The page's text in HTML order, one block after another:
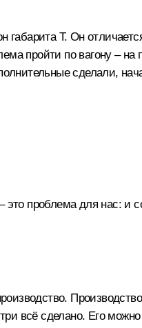
габарита Т. Он
пройти по вагону –
сделали,
проблема для нас: и
Производство
всё сделано. Его